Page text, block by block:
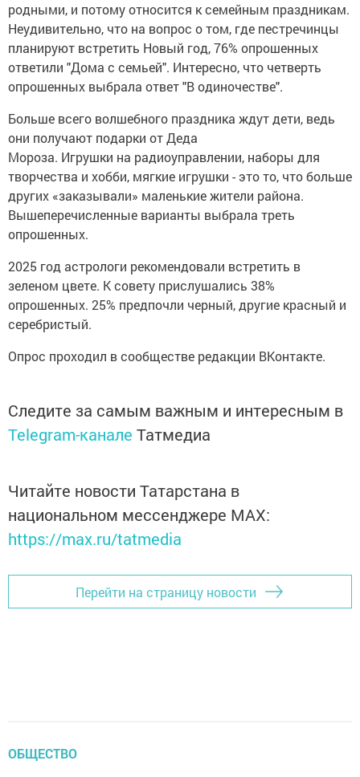
родными, и потому относится к семейным праздникам.
Неудивительно, что на вопрос о том, где пестречинцы
планируют встретить Новый год, 76% опрошенных
ответили "Дома с семьей". Интересно, что четверть
опрошенных выбрала ответ "В одиночестве".
Больше всего волшебного праздника ждут дети, ведь
они получают подарки от Деда
Мороза. Игрушки на радиоуправлении, наборы для
творчества и хобби, мягкие игрушки - это то, что больше
других «заказывали» маленькие жители района.
Вышеперечисленные варианты выбрала треть
опрошенных.
2025 год астрологи рекомендовали встретить в
зеленом цвете. К совету прислушались 38%
опрошенных. 25% предпочли черный, другие красный и
серебристый.
Опрос проходил в сообществе редакции ВКонтакте.
Следите за самым важным и интересным в
Telegram-канале Татмедиа
Читайте новости Татарстана в
национальном мессенджере MАХ:
https://max.ru/tatmedia
Перейти на страницу новости
ОБЩЕСТВО